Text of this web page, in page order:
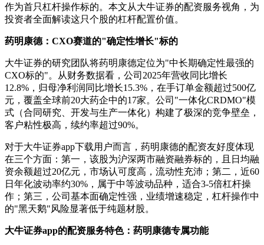
作为首只杠杆操作标的。本文从大牛证券的配资服务视角，为
投资者全面解读这只个股的杠杆配置价值。
药明康德：CXO赛道的"确定性增长"标的
大牛证券的研究团队将药明康德定位为"中长期确定性最强的
CXO标的"。从财务数据看，公司2025年营收同比增长
12.8%，归母净利润同比增长15.3%，在手订单金额超过500亿
元，覆盖全球前20大药企中的17家。公司"一体化CRDMO"模
式（合同研究、开发与生产一体化）构建了极深的竞争壁垒，
客户粘性极高，续约率超过90%。
对于大牛证券app下载用户而言，药明康德的配资友好度体现
在三个方面：第一，该股为沪深两市融资融券标的，且日均融
资余额超过20亿元，市场认可度高，流动性充沛；第二，近60
日年化波动率约30%，属于中等波动品种，适合3-5倍杠杆操
作；第三，公司基本面确定性强，业绩增速稳定，杠杆操作中
的"黑天鹅"风险显著低于纯题材股。
大牛证券app的配资服务特色：药明康德专属功能